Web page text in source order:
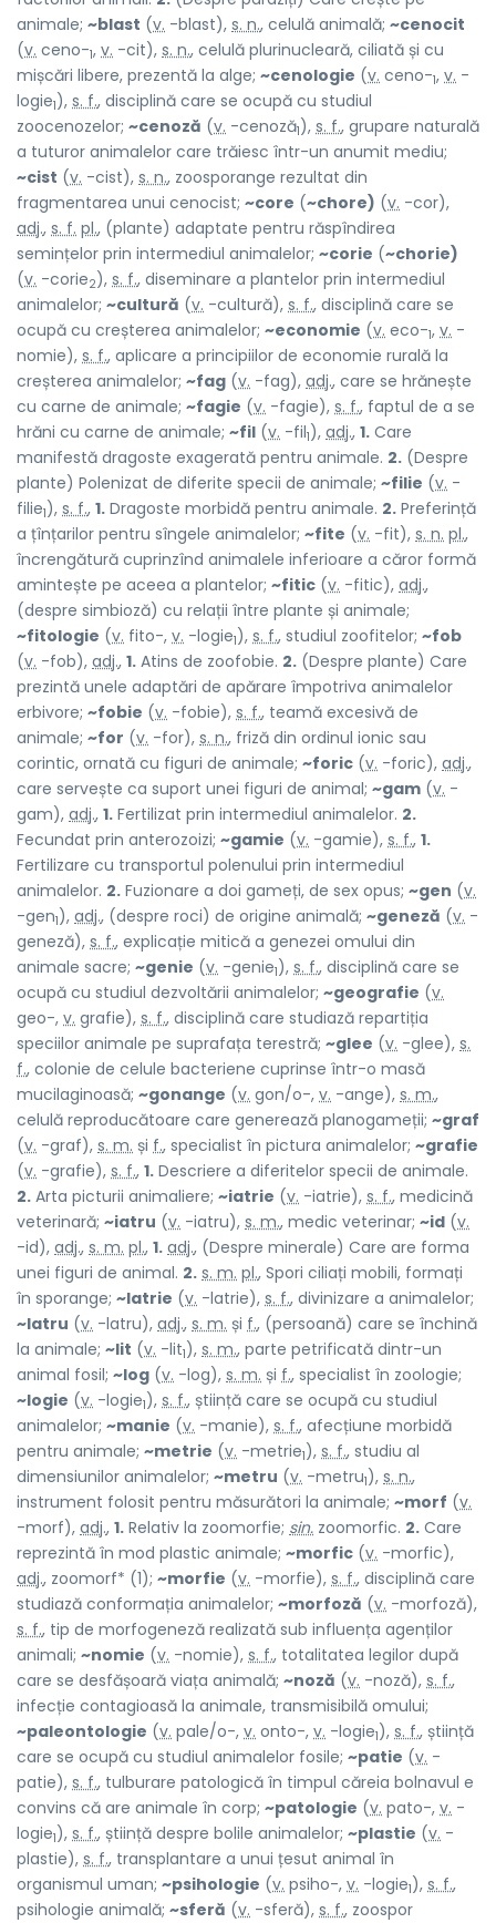
animale; ~blast (v. -blast), s. n., celulă animală; ~cenocit
(v. ceno-1, v. -cit), s. n., celulă plurinucleară, ciliată și cu
mișcări libere, prezentă la alge; ~cenologie (v. ceno-1, v. -
logie1), s. f., disciplină care se ocupă cu studiul
zoocenozelor; ~cenoză (v. -cenoză1), s. f., grupare naturală
a tuturor animalelor care trăiesc într-un anumit mediu;
~cist (v. -cist), s. n., zoosporange rezultat din
fragmentarea unui cenocist; ~core (~chore) (v. -cor),
adj., s. f. pl., (plante) adaptate pentru răspîndirea
semințelor prin intermediul animalelor; ~corie (~chorie)
(v. -corie2), s. f., diseminare a plantelor prin intermediul
animalelor; ~cultură (v. -cultură), s. f., disciplină care se
ocupă cu creșterea animalelor; ~economie (v. eco-1, v. -
nomie), s. f., aplicare a principiilor de economie rurală la
creșterea animalelor; ~fag (v. -fag), adj., care se hrănește
cu carne de animale; ~fagie (v. -fagie), s. f., faptul de a se
hrăni cu carne de animale; ~fil (v. -fil1), adj., 1. Care
manifestă dragoste exagerată pentru animale. 2. (Despre
plante) Polenizat de diferite specii de animale; ~filie (v. -
filie1), s. f., 1. Dragoste morbidă pentru animale. 2. Preferință
a țînțarilor pentru sîngele animalelor; ~fite (v. -fit), s. n. pl.,
încrengătură cuprinzînd animalele inferioare a căror formă
amintește pe aceea a plantelor; ~fitic (v. -fitic), adj.,
(despre simbioză) cu relații între plante și animale;
~fitologie (v. fito-, v. -logie1), s. f., studiul zoofitelor; ~fob
(v. -fob), adj., 1. Atins de zoofobie. 2. (Despre plante) Care
prezintă unele adaptări de apărare împotriva animalelor
erbivore; ~fobie (v. -fobie), s. f., teamă excesivă de
animale; ~for (v. -for), s. n., friză din ordinul ionic sau
corintic, ornată cu figuri de animale; ~foric (v. -foric), adj.,
care servește ca suport unei figuri de animal; ~gam (v. -
gam), adj., 1. Fertilizat prin intermediul animalelor. 2.
Fecundat prin anterozoizi; ~gamie (v. -gamie), s. f., 1.
Fertilizare cu transportul polenului prin intermediul
animalelor. 2. Fuzionare a doi gameți, de sex opus; ~gen (v.
-gen1), adj., (despre roci) de origine animală; ~geneză (v. -
geneză), s. f., explicație mitică a genezei omului din
animale sacre; ~genie (v. -genie1), s. f., disciplină care se
ocupă cu studiul dezvoltării animalelor; ~geografie (v.
geo-, v. grafie), s. f., disciplină care studiază repartiția
speciilor animale pe suprafața terestră; ~glee (v. -glee), s.
f., colonie de celule bacteriene cuprinse într-o masă
mucilaginoasă; ~gonange (v. gon/o-, v. -ange), s. m.,
celulă reproducătoare care generează planogameții; ~graf
(v. -graf), s. m. și f., specialist în pictura animalelor; ~grafie
(v. -grafie), s. f., 1. Descriere a diferitelor specii de animale.
2. Arta picturii animaliere; ~iatrie (v. -iatrie), s. f., medicină
veterinară; ~iatru (v. -iatru), s. m., medic veterinar; ~id (v.
-id), adj., s. m. pl., 1. adj., (Despre minerale) Care are forma
unei figuri de animal. 2. s. m. pl., Spori ciliați mobili, formați
în sporange; ~latrie (v. -latrie), s. f., divinizare a animalelor;
~latru (v. -latru), adj., s. m. și f., (persoană) care se închină
la animale; ~lit (v. -lit1), s. m., parte petrificată dintr-un
animal fosil; ~log (v. -log), s. m. și f., specialist în zoologie;
~logie (v. -logie1), s. f., știință care se ocupă cu studiul
animalelor; ~manie (v. -manie), s. f., afecțiune morbidă
pentru animale; ~metrie (v. -metrie1), s. f., studiu al
dimensiunilor animalelor; ~metru (v. -metru1), s. n.,
instrument folosit pentru măsurători la animale; ~morf (v.
-morf), adj., 1. Relativ la zoomorfie; sin. zoomorfic. 2. Care
reprezintă în mod plastic animale; ~morfic (v. -morfic),
adj., zoomorf* (1); ~morfie (v. -morfie), s. f., disciplină care
studiază conformația animalelor; ~morfoză (v. -morfoză),
s. f., tip de morfogeneză realizată sub influența agenților
animali; ~nomie (v. -nomie), s. f., totalitatea legilor după
care se desfășoară viața animală; ~noză (v. -noză), s. f.,
infecție contagioasă la animale, transmisibilă omului;
~paleontologie (v. pale/o-, v. onto-, v. -logie1), s. f., știință
care se ocupă cu studiul animalelor fosile; ~patie (v. -
patie), s. f., tulburare patologică în timpul căreia bolnavul e
convins că are animale în corp; ~patologie (v. pato-, v. -
logie1), s. f., știință despre bolile animalelor; ~plastie (v. -
plastie), s. f., transplantare a unui țesut animal în
organismul uman; ~psihologie (v. psiho-, v. -logie1), s. f.,
psihologie animală; ~sferă (v. -sferă), s. f., zoospor